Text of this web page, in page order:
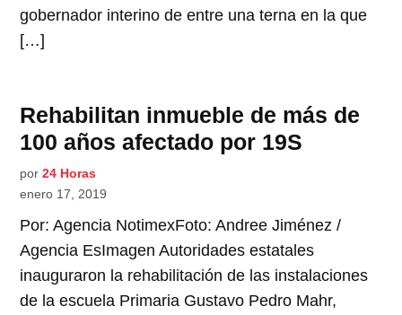
gobernador interino de entre una terna en la que
[…]
Rehabilitan inmueble de más de
100 años afectado por 19S
por 24 Horas
enero 17, 2019
Por: Agencia NotimexFoto: Andree Jiménez /
Agencia EsImagen Autoridades estatales
inauguraron la rehabilitación de las instalaciones
de la escuela Primaria Gustavo Pedro Mahr,